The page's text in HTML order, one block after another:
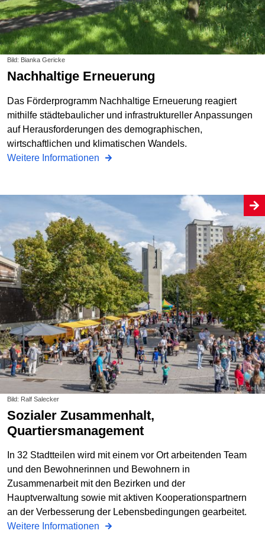
Bild: Bianka Gericke
Nachhaltige Erneuerung
Das Förderprogramm Nachhaltige Erneuerung reagiert
mithilfe städtebaulicher und infrastruktureller Anpassungen
auf Herausforderungen des demographischen,
wirtschaftlichen und klimatischen Wandels.
Weitere Informationen
Bild: Ralf Salecker
Sozialer Zusammenhalt,
Quartiersmanagement
In 32 Stadtteilen wird mit einem vor Ort arbeitenden Team
und den Bewohnerinnen und Bewohnern in
Zusammenarbeit mit den Bezirken und der
Hauptverwaltung sowie mit aktiven Kooperationspartnern
an der Verbesserung der Lebensbedingungen gearbeitet.
Weitere Informationen